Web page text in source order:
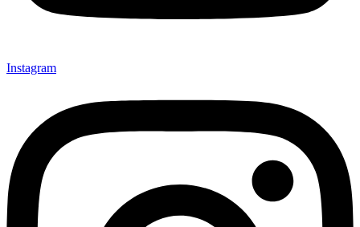
Instagram